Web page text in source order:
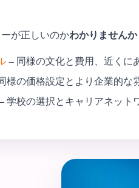
が正しいのかわかりません
– 同様の文化と費用、近くに
様の価格設定とより企業的な
学校の選択とキャリアネット